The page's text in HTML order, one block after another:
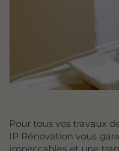
Pour tous vos travaux
IP Rénovation vous